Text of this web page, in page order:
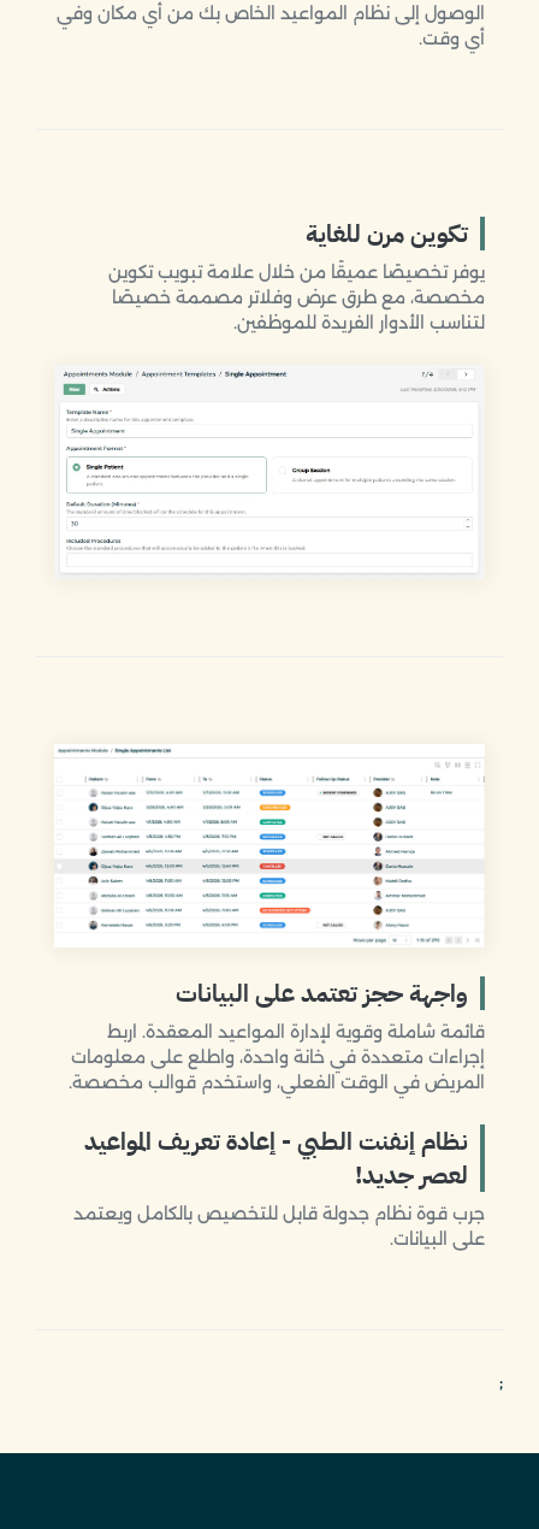
الوصول إلى نظام المواعيد الخاص بك من أي مكان وفي
أي وقت.
تكوين مرن للغاية
يوفر تخصيصًا عميقًا من خلال علامة تبويب تكوين
مخصصة، مع طرق عرض وفلاتر مصممة خصيصًا
لتناسب الأدوار الفريدة للموظفين.
واجهة حجز تعتمد على البيانات
قائمة شاملة وقوية لإدارة المواعيد المعقدة. اربط
إجراءات متعددة في خانة واحدة، واطلع على معلومات
المريض في الوقت الفعلي، واستخدم قوالب مخصصة.
نظام إنفنت الطبي - إعادة تعريف المواعيد
لعصر جديد!
جرب قوة نظام جدولة قابل للتخصيص بالكامل ويعتمد
على البيانات.
;